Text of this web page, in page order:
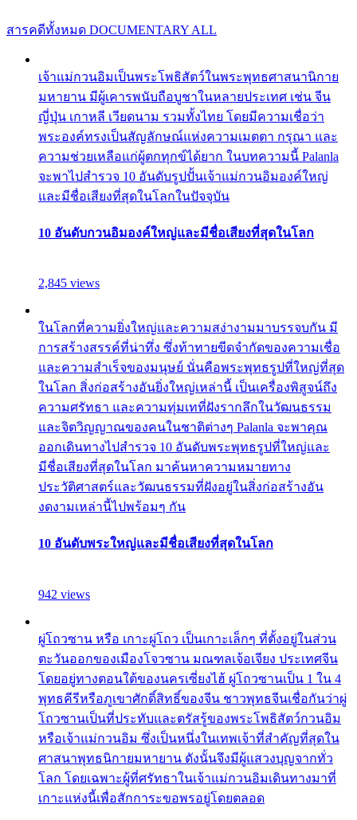
สารคดีทั้งหมด DOCUMENTARY ALL
เจ้าแม่กวนอิมเป็นพระโพธิสัตว์ในพระพุทธศาสนานิกาย
มหายาน มีผู้เคารพนับถือบูชาในหลายประเทศ เช่น จีน
ญี่ปุ่น เกาหลี เวียดนาม รวมทั้งไทย โดยมีความเชื่อว่า
พระองค์ทรงเป็นสัญลักษณ์แห่งความเมตตา กรุณา และ
ความช่วยเหลือแก่ผู้ตกทุกข์ได้ยาก ในบทความนี้ Palanla
จะพาไปสำรวจ 10 อันดับรูปปั้นเจ้าแม่กวนอิมองค์ใหญ่
และมีชื่อเสียงที่สุดในโลกในปัจจุบัน
10 อันดับกวนอิมองค์ใหญ่และมีชื่อเสียงที่สุดในโลก
2,845 views
ในโลกที่ความยิ่งใหญ่และความสง่างามมาบรรจบกัน มี
การสร้างสรรค์ที่น่าทึ่ง ซึ่งท้าทายขีดจำกัดของความเชื่อ
และความสำเร็จของมนุษย์ นั่นคือพระพุทธรูปที่ใหญ่ที่สุด
ในโลก สิ่งก่อสร้างอันยิ่งใหญ่เหล่านี้ เป็นเครื่องพิสูจน์ถึง
ความศรัทธา และความทุ่มเทที่ฝังรากลึกในวัฒนธรรม
และจิตวิญญาณของคนในชาติต่างๆ Palanla จะพาคุณ
ออกเดินทางไปสำรวจ 10 อันดับพระพุทธรูปที่ใหญ่และ
มีชื่อเสียงที่สุดในโลก มาค้นหาความหมายทาง
ประวัติศาสตร์และวัฒนธรรมที่ฝังอยู่ในสิ่งก่อสร้างอัน
งดงามเหล่านี้ไปพร้อมๆ กัน
10 อันดับพระใหญ่และมีชื่อเสียงที่สุดในโลก
942 views
ผู่โถวซาน หรือ เกาะผู่โถว เป็นเกาะเล็กๆ ที่ตั้งอยู่ในส่วน
ตะวันออกของเมืองโจวซาน มณฑลเจ้อเจียง ประเทศจีน
โดยอยู่ทางตอนใต้ของนครเซี่ยงไฮ้ ผู่โถวซานเป็น 1 ใน 4
พุทธคีรีหรือภูเขาศักดิ์สิทธิ์ของจีน ชาวพุทธจีนเชื่อกันว่าผู่
โถวซานเป็นที่ประทับและตรัสรู้ของพระโพธิสัตว์กวนอิม
หรือเจ้าแม่กวนอิม ซึ่งเป็นหนึ่งในเทพเจ้าที่สำคัญที่สุดใน
ศาสนาพุทธนิกายมหายาน ดังนั้นจึงมีผู้แสวงบุญจากทั่ว
โลก โดยเฉพาะผู้ที่ศรัทธาในเจ้าแม่กวนอิมเดินทางมาที่
เกาะแห่งนี้เพื่อสักการะขอพรอยู่โดยตลอด